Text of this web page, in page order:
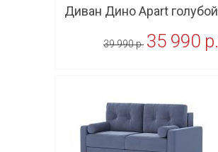
Диван Дино Apart голубой
39 990 p. 35 990 p.